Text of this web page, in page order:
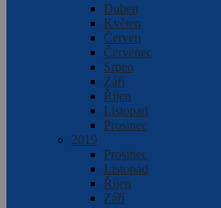
Duben
Květen
Červen
Červenec
Srpen
Září
Říjen
Listopad
Prosinec
2019
Prosinec
Listopad
Říjen
Září